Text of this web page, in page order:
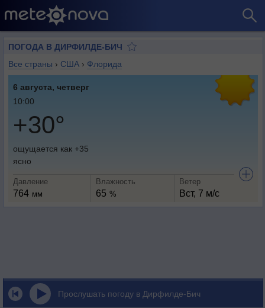
ПОГОДА В ДИРФИЛДЕ-БИЧ
Все страны › США › Флорида
6 августа, четверг
10:00
+30°
ощущается как +35
ясно
Давление
764 мм
Влажность
65 %
Ветер
Вст, 7 м/с
Прослушать погоду в Дирфилде-Бич